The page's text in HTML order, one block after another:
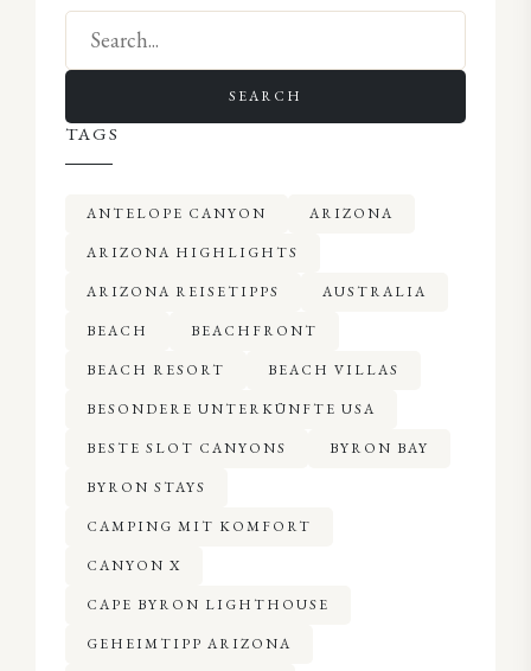
SEARCH
TAGS
ANTELOPE CANYON ARIZONA
ARIZONA HIGHLIGHTS
ARIZONA REISETIPPS AUSTRALIA
BEACH BEACHFRONT
BEACH RESORT BEACH VILLAS
BESONDERE UNTERKÜNFTE USA
BESTE SLOT CANYONS BYRON BAY
BYRON STAYS
CAMPING MIT KOMFORT
CANYON X
CAPE BYRON LIGHTHOUSE
GEHEIMTIPP ARIZONA